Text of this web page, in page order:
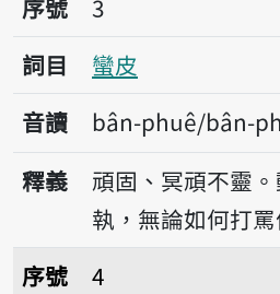
序號
3
詞目
蠻皮
音讀
bân-phuê/bân-
釋義
頑固、冥頑不靈
執，無論如何打罵
序號4蠻皮癬
序號
4